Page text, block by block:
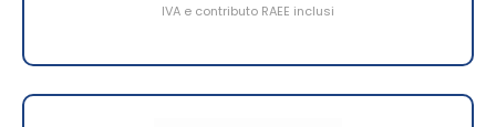
IVA e contributo RAEE inclusi